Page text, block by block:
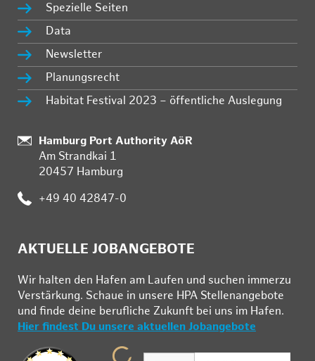
Spezielle Seiten
Data
Newsletter
Planungsrecht
Habitat Festival 2023 – öffentliche Auslegung
:
Hamburg Port Authority AöR
Am Strandkai 1
20457 Hamburg
: +49 40 42847-0
AKTUELLE JOBANGEBOTE
Wir hal­ten den Ha­fen am Lau­fen und su­chen im­mer­zu
Ver­stär­kung. Schau­e in un­se­re HPA Stel­len­an­ge­bo­te
und fin­de deine be­ruf­li­che Zu­kunft bei uns im Ha­fen.
Hier findest Du unsere aktuellen Jobangebote